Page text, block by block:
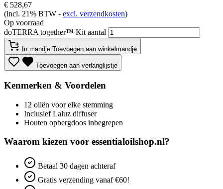
€ 528,67
(incl. 21% BTW - excl. verzendkosten)
Op voorraad
doTERRA together™ Kit aantal
In mandje Toevoegen aan winkelmandje
Toevoegen aan verlanglijstje
Kenmerken & Voordelen
12 oliën voor elke stemming​
Inclusief Laluz diffuser​
Houten opbergdoos inbegrepen​
Waarom kiezen voor essentialoilshop.nl?
Betaal 30 dagen achteraf
Gratis verzending vanaf €60!